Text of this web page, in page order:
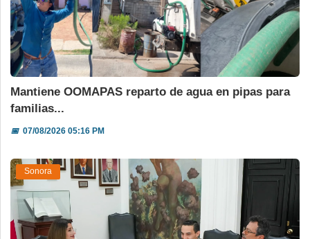
Mantiene OOMAPAS reparto de agua en pipas para
familias...
📅07/08/2026 05:16 PM
Sonora